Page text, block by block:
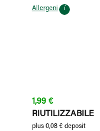
Allergeni i
Prezzo normale:
1,99 €
RIUTILIZZABILE
plus 0,08 € deposit